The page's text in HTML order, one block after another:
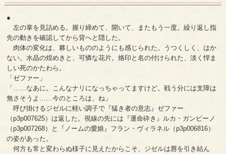
●
左の掌を見詰める。握り締めて、開いて、またもう一度。繰り返し指
先の動きを確認してから背へと隠した。
肉体の変化は、夥しいもののようにも感じられた。うつくしく、はか
ない。水晶の煌めきと、可憐な花片。烙印と名の付けられた、淡く悍ま
しい死のかたわら。
「ゼファー」
「……なあに。こんなナリになっちゃってますけど。戦う分には支障は
無さそうよ……今のところは、ね」
呼び掛けるジゼルに軽い調子で『猛き者の意志』ゼファー
（p3p007625）は返した。視線の先には『運命砕き』ルカ・ガンビーノ
（p3p007268）と『ノームの愛娘』フラン・ヴィラネル（p3p006816）
の姿があった。
何方も常と変わらぬ様子に見えたからこそ、ジゼルは唇を引き結ん